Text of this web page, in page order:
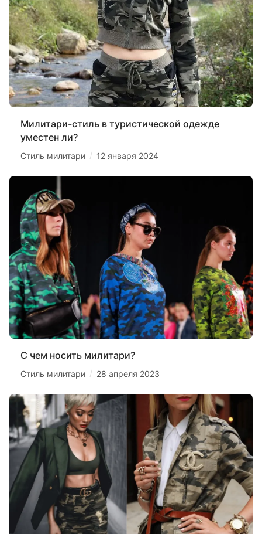
Милитари-стиль в туристической одежде
уместен ли?
Стиль милитари / 12 января 2024
С чем носить милитари?
Стиль милитари / 28 апреля 2023